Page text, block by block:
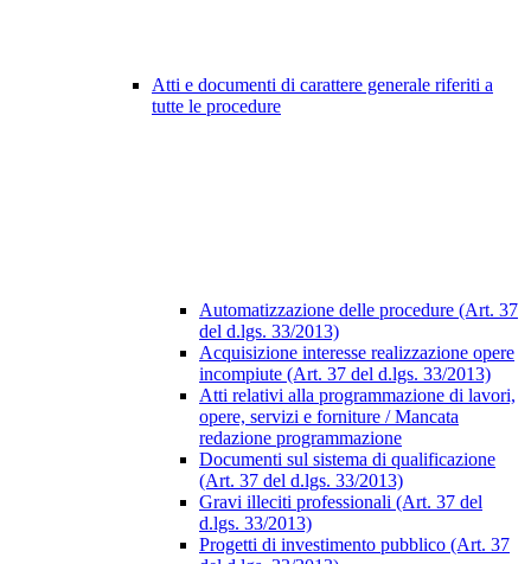
Atti e documenti di carattere generale riferiti a
tutte le procedure
Automatizzazione delle procedure (Art. 37
del d.lgs. 33/2013)
Acquisizione interesse realizzazione opere
incompiute (Art. 37 del d.lgs. 33/2013)
Atti relativi alla programmazione di lavori,
opere, servizi e forniture / Mancata
redazione programmazione
Documenti sul sistema di qualificazione
(Art. 37 del d.lgs. 33/2013)
Gravi illeciti professionali (Art. 37 del
d.lgs. 33/2013)
Progetti di investimento pubblico (Art. 37